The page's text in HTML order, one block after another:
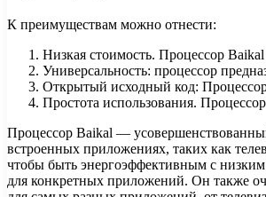
К преимуществам можно отнести:
Низкая стоимость. Процессор
Универсальность: процессор
Открытый исходный код: Процессор
Простота использования.
Процессор Baikal —
встроенных приложениях, таких как
чтобы быть энергоэффективным с низким
для конкретных приложений. Он также